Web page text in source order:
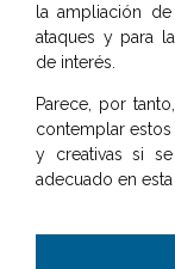
la ampliación
ataques y para
de interés.
Parece, por
contemplar
y creativas si
adecuado en